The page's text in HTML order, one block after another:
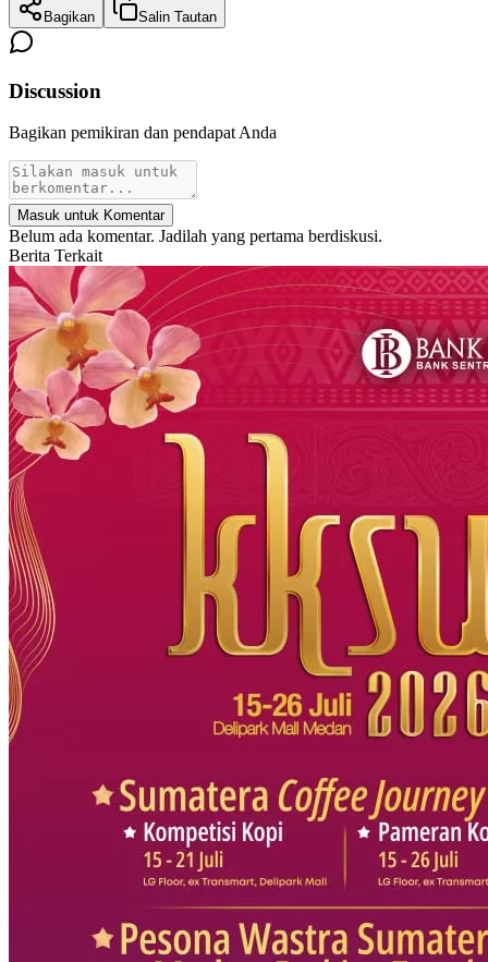
Bagikan Salin Tautan
Discussion
Bagikan pemikiran dan pendapat Anda
Masuk untuk Komentar
Belum ada komentar. Jadilah yang pertama berdiskusi.
Berita Terkait